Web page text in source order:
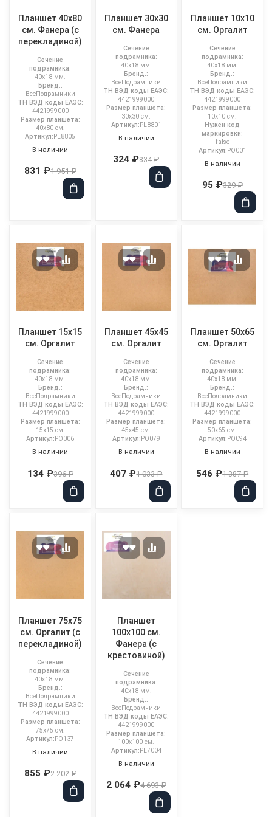
Планшет 40x80
см. Фанера (с
перекладиной)
Сечение
подрамника:
40x18 мм.
Бренд.:
ВсеПодрамники
ТН ВЭД коды ЕАЭС:
4421999000
Размер планшета:
40x80 см.
Артикул:PL8805
В наличии
831 ₽1 951 ₽
Планшет 30x30
см. Фанера
Сечение
подрамника:
40x18 мм.
Бренд.:
ВсеПодрамники
ТН ВЭД коды ЕАЭС:
4421999000
Размер планшета:
30x30 см.
Артикул:PL8801
В наличии
324 ₽834 ₽
Планшет 10x10
см. Оргалит
Сечение
подрамника:
40x18 мм.
Бренд.:
ВсеПодрамники
ТН ВЭД коды ЕАЭС:
4421999000
Размер планшета:
10x10 см.
Нужен код
маркировки:
false
Артикул:PO001
В наличии
95 ₽329 ₽
Планшет 15x15
см. Оргалит
Сечение
подрамника:
40x18 мм.
Бренд.:
ВсеПодрамники
ТН ВЭД коды ЕАЭС:
4421999000
Размер планшета:
15x15 см.
Артикул: PO006
В наличии
134 ₽396 ₽
Планшет 45x45
см. Оргалит
Сечение
подрамника:
40x18 мм.
Бренд.:
ВсеПодрамники
ТН ВЭД коды ЕАЭС:
4421999000
Размер планшета:
45x45 см.
Артикул: PO079
В наличии
407 ₽1 033 ₽
Планшет 50x65
см. Оргалит
Сечение
подрамника:
40x18 мм.
Бренд.:
ВсеПодрамники
ТН ВЭД коды ЕАЭС:
4421999000
Размер планшета:
50x65 см.
Артикул: PO094
В наличии
546 ₽1 387 ₽
Планшет 75x75
см. Оргалит (с
перекладиной)
Сечение
подрамника:
40x18 мм.
Бренд.:
ВсеПодрамники
ТН ВЭД коды ЕАЭС:
4421999000
Размер планшета:
75x75 см.
Артикул:PO137
В наличии
855 ₽2 202 ₽
Планшет
100х100 см.
Фанера (с
крестовиной)
Сечение
подрамника:
40x18 мм.
Бренд.:
ВсеПодрамники
ТН ВЭД коды ЕАЭС:
4421999000
Размер планшета:
100x100 см.
Артикул:PL7004
В наличии
2 064 ₽4 693 ₽